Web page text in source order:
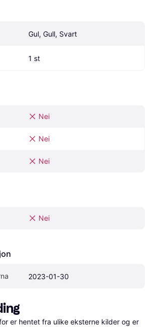
Gul, Gull, Svart
1 st
Nei
Nei
Nei
Nei
2023-01-30
er hentet fra ulike eksterne kilder og er